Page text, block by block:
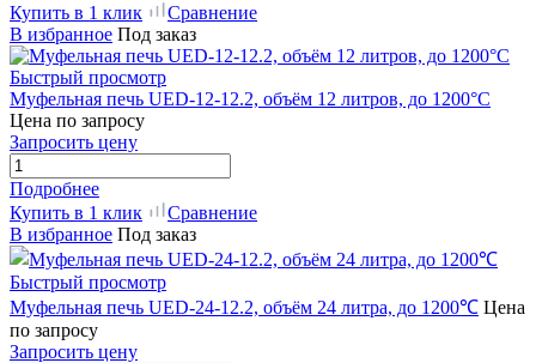
Купить в 1 клик
Сравнение
В избранное Под заказ
Быстрый просмотр
Муфельная печь UED-12-12.2, объём 12 литров, до 1200°C
Цена по запросу
Запросить цену
Подробнее
Купить в 1 клик
Сравнение
В избранное Под заказ
Быстрый просмотр
Муфельная печь UED-24-12.2, объём 24 литра, до 1200℃ Цена
по запросу
Запросить цену